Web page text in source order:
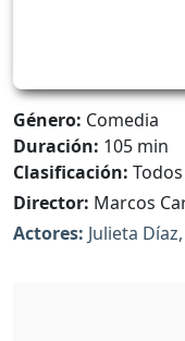
Género: Comedia
Duración: 105 min
Clasificación: Todos
Director: Marcos
Actores: Julieta